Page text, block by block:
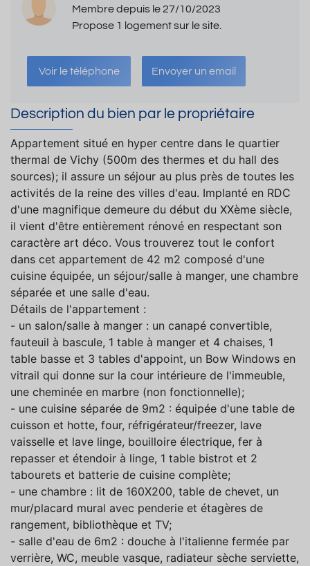
Membre depuis le 27/10/2023
Propose 1 logement sur le site.
Voir le téléphone Envoyer un email
Description du bien par le propriétaire
Appartement situé en hyper centre dans le quartier
thermal de Vichy (500m des thermes et du hall des
sources); il assure un séjour au plus près de toutes les
activités de la reine des villes d'eau. Implanté en RDC
d'une magnifique demeure du début du XXème siècle,
il vient d'être entièrement rénové en respectant son
caractère art déco. Vous trouverez tout le confort
dans cet appartement de 42 m2 composé d'une
cuisine équipée, un séjour/salle à manger, une chambre
séparée et une salle d'eau.
Détails de l'appartement :
- un salon/salle à manger : un canapé convertible,
fauteuil à bascule, 1 table à manger et 4 chaises, 1
table basse et 3 tables d'appoint, un Bow Windows en
vitrail qui donne sur la cour intérieure de l'immeuble,
une cheminée en marbre (non fonctionnelle);
- une cuisine séparée de 9m2 : équipée d'une table de
cuisson et hotte, four, réfrigérateur/freezer, lave
vaisselle et lave linge, bouilloire électrique, fer à
repasser et étendoir à linge, 1 table bistrot et 2
tabourets et batterie de cuisine complète;
- une chambre : lit de 160X200, table de chevet, un
mur/placard mural avec penderie et étagères de
rangement, bibliothèque et TV;
- salle d'eau de 6m2 : douche à l'italienne fermée par
verrière, WC, meuble vasque, radiateur sèche serviette,